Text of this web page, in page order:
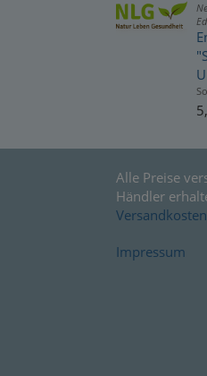
Alle Preise
Händler
Versandkosten
Impressum